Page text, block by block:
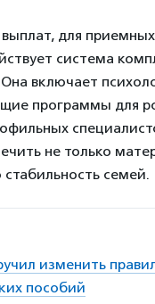
для
система
включает
программы для
не только
семей.
изменить
пособий